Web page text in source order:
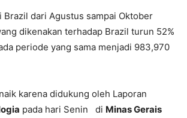
Brazil dari Agustus sampai Oktober
dikenakan terhadap Brazil turun 52%
periode yang sama menjadi 983,970
karena didukung oleh Laporan
pada hari Senin di Minas Gerais